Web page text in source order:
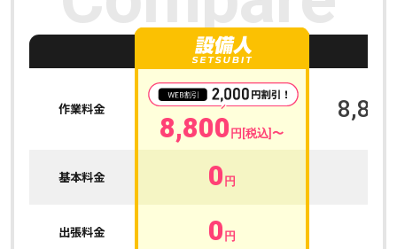
作業料金
8,800 円[税込]〜
8,800
基本料金 0 円
出張料金 0 円